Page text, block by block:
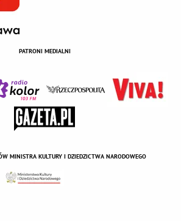
PATRONI MEDIALNI
MINISTRA KULTURY I DZIEDZICTWA NARODOWEGO